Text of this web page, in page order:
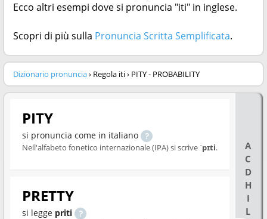
Ecco altri esempi dove si pronuncia "iti" in inglese.
Scopri di più sulla Pronuncia Scritta Semplificata.
Dizionario pronuncia› Regola iti › PITY - PROBABILITY
A
C
D
H
I
L
PITY
si pronuncia come in italiano
Nell'alfabeto fonetico internazionale (IPA) si scrive ˈpɪti.
PRETTY
si legge priti